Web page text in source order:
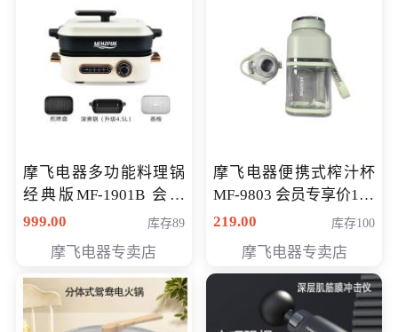
摩飞电器多功能料理锅
经典版MF-1901B 会员
专享价399元
999.00 库存89
摩飞电器专卖店
摩飞电器便携式榨汁杯
MF-9803 会员专享价138
元
219.00 库存100
摩飞电器专卖店